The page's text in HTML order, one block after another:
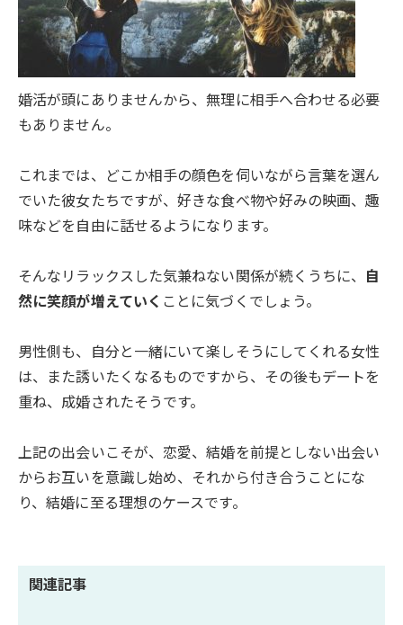
婚活が頭にありませんから、無理に相手へ合わせる必要
もありません。
これまでは、どこか相手の顔色を伺いながら言葉を選ん
でいた彼女たちですが、好きな食べ物や好みの映画、趣
味などを自由に話せるようになります。
そんなリラックスした気兼ねない関係が続くうちに、 自
然に笑顔が増えていく ことに気づくでしょう。
男性側も、自分と一緒にいて楽しそうにしてくれる女性
は、また誘いたくなるものですから、その後もデートを
重ね、成婚されたそうです。
上記の出会いこそが、恋愛、結婚を前提としない出会い
からお互いを意識し始め、それから付き合うことにな
り、結婚に至る理想のケースです。
関連記事